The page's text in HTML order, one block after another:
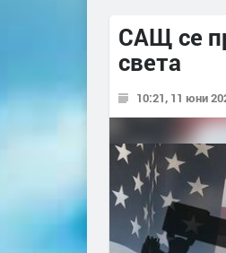
САЩ се
света
10:21, 11 юни